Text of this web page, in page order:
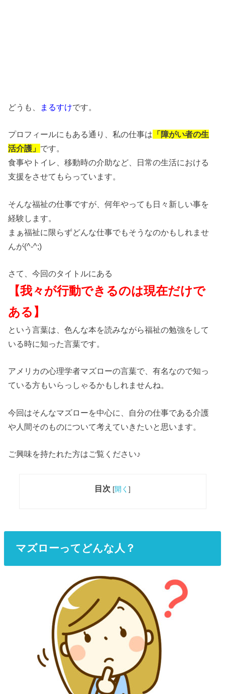
どうも、 まるすけです。
プロフィールにもある通り、私の仕事は 「障がい者の生
活介護」 です。
食事やトイレ、移動時の介助など、日常の生活における
支援をさせてもらっています。
そんな福祉の仕事ですが、何年やっても日々新しい事を
経験します。
まぁ福祉に限らずどんな仕事でもそうなのかもしれませ
んが(^-^;)
さて、今回のタイトルにある
【我々が行動できるのは現在だけで
ある】
という言葉は、色んな本を読みながら福祉の勉強をして
いる時に知った言葉です。
アメリカの心理学者マズローの言葉で、有名なので知っ
ている方もいらっしゃるかもしれませんね。
今回はそんなマズローを中心に、自分の仕事である介護
や人間そのものについて考えていきたいと思います。
ご興味を持たれた方はご覧ください♪
目次 [開く ]
マズローってどんな人？